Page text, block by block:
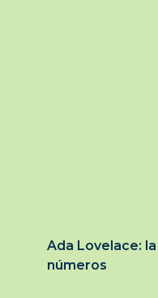
Ada Lovelace:
números